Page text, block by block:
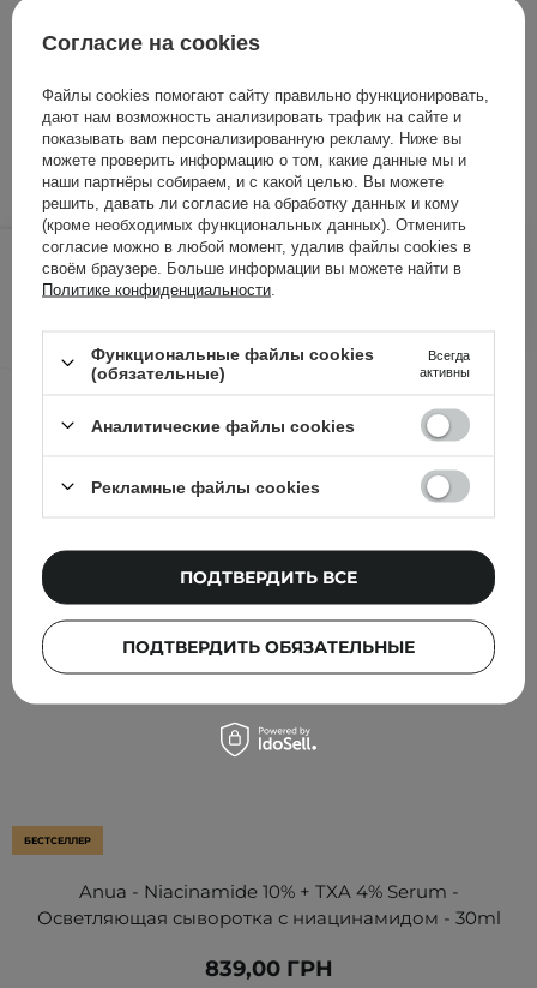
778,00 ГРН 819,00 ГРН /шт.
Крем для восстановления и успокоения кожи
1 556,00 ГРН /
, включая НДС
ID товара: 17993
проверили
БЕСТСЕЛЛЕР
Anua - Niacinamide 10% + TXA 4% Serum -
Осветляющая сыворотка с ниацинамидом - 30ml
839,00 ГРН
Согласие на cookies
Файлы cookies помогают сайту правильно функционировать,
дают нам возможность анализировать трафик на сайте и
показывать вам персонализированную рекламу. Ниже вы
можете проверить информацию о том, какие данные мы и
наши партнёры собираем, и с какой целью. Вы можете
решить, давать ли согласие на обработку данных и кому
(кроме необходимых функциональных данных). Отменить
согласие можно в любой момент, удалив файлы cookies в
своём браузере. Больше информации вы можете найти в
Политике конфиденциальности
Функциональные файлы cookies
(обязательные)
Всегда
активны
Аналитические файлы cookies
Рекламные файлы cookies
ПОДТВЕРДИТЬ ОБЯЗАТЕЛЬНЫЕ
ПОДТВЕРДИТЬ ВСЕ